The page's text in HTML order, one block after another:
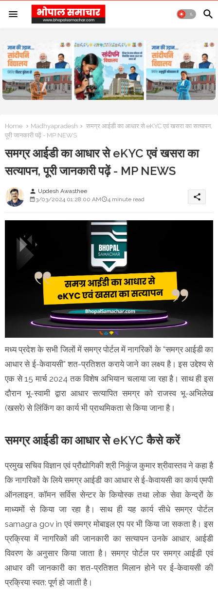
Home Madhyapradesh
समग्र आईडी का आधार से eKYC एवं खसरा का सत्यापन,
पूरी जानकारी पढ़ें - MP NEWS
समग्र आईडी का आधार से eKYC एवं खसरा का
सत्यापन, पूरी जानकारी पढ़ें - MP NEWS
person Updesh Awasthee
3/03/2024 01:28:00 AM
4 minute read share
मध्य प्रदेश के सभी जिलों में समग्र पोर्टल में नागरिकों के "समग्र आईडी का
आधार से ई-केवायसी" शत-प्रतिशत कराये जाने का लक्ष्य है। इस उद्देश्य से
एक से 15 मार्च 2024 तक विशेष अभियान चलाया जा रहा है। साथ ही इस
दौरान भू-स्वामी द्वारा आधार सत्यापित समग्र को राजस्व भू-अभिलेख
(खसरे) से लिंकिंग का कार्य भी प्राथमिकता से किया जाना है।
समग्र आईडी का आधार से eKYC कैसे करें
प्रमुख सचिव विज्ञान एवं प्रौद्योगिकी श्री निकुंज कुमार श्रीवास्तव ने कहा है
कि नागरिकों के लिये समग्र आईडी का आधार से ई-केवायसी का कार्य एमपी
ऑनलाइन, कॉमन सर्विस सेन्टर के कियोस्क तथा लोक सेवा केन्द्रों के
माध्यमों से किया जा रहा है। साथ ही यह कार्य सीधे समग्र पोर्टल
samagra gov in एवं समग्र मोबाइल एप पर भी किया जा सकता है। इस
प्रक्रिया में नागरिकों की जानकारी का सत्यापन उनके आधार, आईडी
विवरण के अनुसार किया जाता है। समग्र पोर्टल पर समग्र आईडी एवं
आधार की जानकारी का शत-प्रतिशत मिलान होने पर ई-केवायसी की
प्रक्रिया स्वत: पूर्ण हो जाती है।